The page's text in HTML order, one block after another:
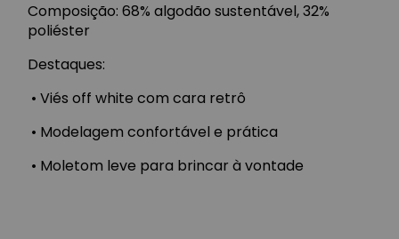
Composição: 68% algodão sustentável, 32%
poliéster
Destaques:
• Viés off white com cara retrô
• Modelagem confortável e prática
• Moletom leve para brincar à vontade